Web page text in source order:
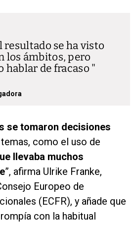
resultado se ha visto
los ámbitos, pero
hablar de fracaso
se tomaron decisiones
como el uso de
llevaba muchos
”, afirma Ulrike Franke,
Europeo de
(ECFR), y añade que
con la habitual